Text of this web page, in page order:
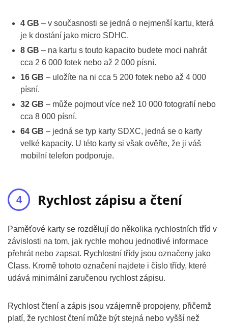
4 GB – v současnosti se jedná o nejmenší kartu, která
je k dostání jako micro SDHC.
8 GB – na kartu s touto kapacito budete moci nahrát
cca 2 6 000 fotek nebo až 2 000 písní.
16 GB – uložíte na ni cca 5 200 fotek nebo až 4 000
písní.
32 GB – může pojmout více než 10 000 fotografií nebo
cca 8 000 písní.
64 GB – jedná se typ karty SDXC, jedná se o karty
velké kapacity. U této karty si však ověřte, že ji váš
mobilní telefon podporuje.
Rychlost zápisu a čtení
Paměťové karty se rozdělují do několika rychlostních tříd v
závislosti na tom, jak rychle mohou jednotlivé informace
přehrát nebo zapsat. Rychlostní třídy jsou označeny jako
Class. Kromě tohoto označení najdete i číslo třídy, které
udává minimální zaručenou rychlost zápisu.
Rychlost čtení a zápis jsou vzájemně propojeny, přičemž
platí, že rychlost čtení může být stejná nebo vyšší než